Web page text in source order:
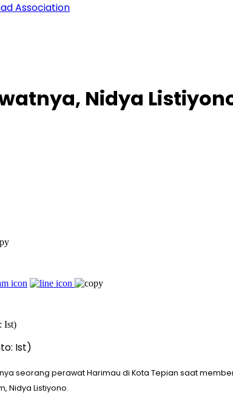
Association
Nidya
Ist)
seorang perawat Harimau di Kota Tepian saat
Nidya Listiyono.